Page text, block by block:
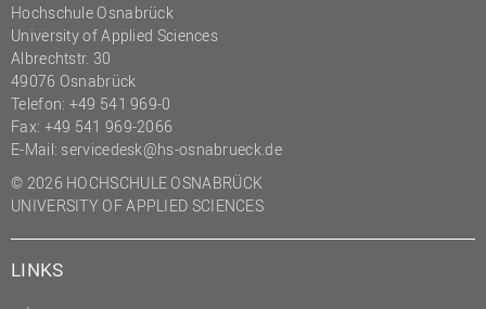
Hochschule Osnabrück
University of Applied Sciences
Albrechtstr. 30
49076 Osnabrück
Telefon: +49 541 969-0
Fax: +49 541 969-2066
E-Mail: servicedesk@hs-osnabrueck.de
© 2026 HOCHSCHULE OSNABRÜCK
UNIVERSITY OF APPLIED SCIENCES
LINKS